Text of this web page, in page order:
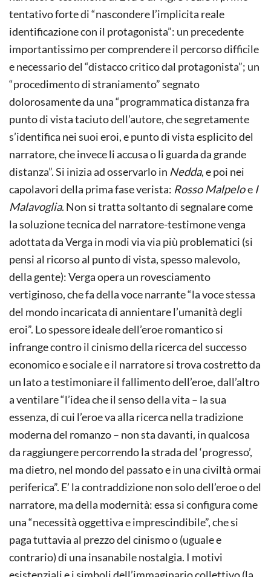
tentativo forte di “nascondere l’implicita reale
identificazione con il protagonista”: un precedente
importantissimo per comprendere il percorso difficile
e necessario del “distacco critico dal protagonista”; un
“procedimento di straniamento” segnato
dolorosamente da una “programmatica distanza fra
punto di vista taciuto dell’autore, che segretamente
s’identifica nei suoi eroi, e punto di vista esplicito del
narratore, che invece li accusa o li guarda da grande
distanza”. Si inizia ad osservarlo in Nedda, e poi nei
capolavori della prima fase verista: Rosso Malpeloe I
Malavoglia. Non si tratta soltanto di segnalare come
la soluzione tecnica del narratore-testimone venga
adottata da Verga in modi via via più problematici (si
pensi al ricorso al punto di vista, spesso malevolo,
della gente): Verga opera un rovesciamento
vertiginoso, che fa della voce narrante “la voce stessa
del mondo incaricata di annientare l’umanità degli
eroi”. Lo spessore ideale dell’eroe romantico si
infrange contro il cinismo della ricerca del successo
economico e sociale e il narratore si trova costretto da
un lato a testimoniare il fallimento dell’eroe, dall’altro
a ventilare “l’idea che il senso della vita – la sua
essenza, di cui l’eroe va alla ricerca nella tradizione
moderna del romanzo – non sta davanti, in qualcosa
da raggiungere percorrendo la strada del ‘progresso’,
ma dietro, nel mondo del passato e in una civiltà ormai
periferica”. E’ la contraddizione non solo dell’eroe o del
narratore, ma della modernità: essa si configura come
una “necessità oggettiva e imprescindibile”, che si
paga tuttavia al prezzo del cinismo o (uguale e
contrario) di una insanabile nostalgia. I motivi